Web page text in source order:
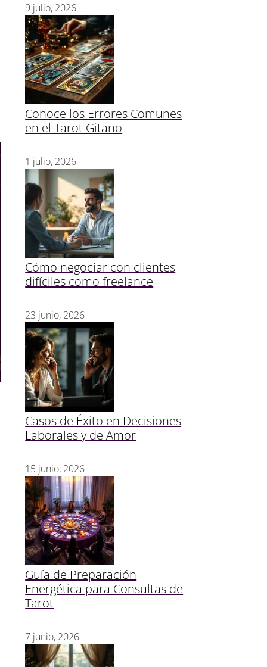
9 julio, 2026
Conoce los Errores Comunes
en el Tarot Gitano
1 julio, 2026
Cómo negociar con clientes
difíciles como freelance
23 junio, 2026
Casos de Éxito en Decisiones
Laborales y de Amor
15 junio, 2026
Guía de Preparación
Energética para Consultas de
Tarot
7 junio, 2026